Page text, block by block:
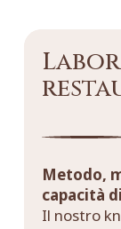
Metodo,
capacità
Il nostro